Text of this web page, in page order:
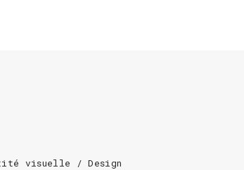
visuelle / Design